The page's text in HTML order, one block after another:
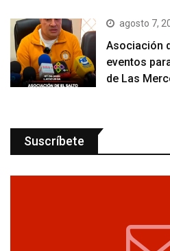
agosto 7,
Asociación
eventos
de Las
Suscríbete